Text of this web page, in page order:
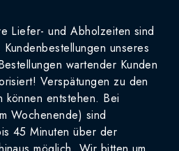
Liefer- und Abholzeiten sind
unseres
wartender Kunden
Verspätungen zu den
können entstehen. Bei
Wochenende) sind
45 Minuten über der